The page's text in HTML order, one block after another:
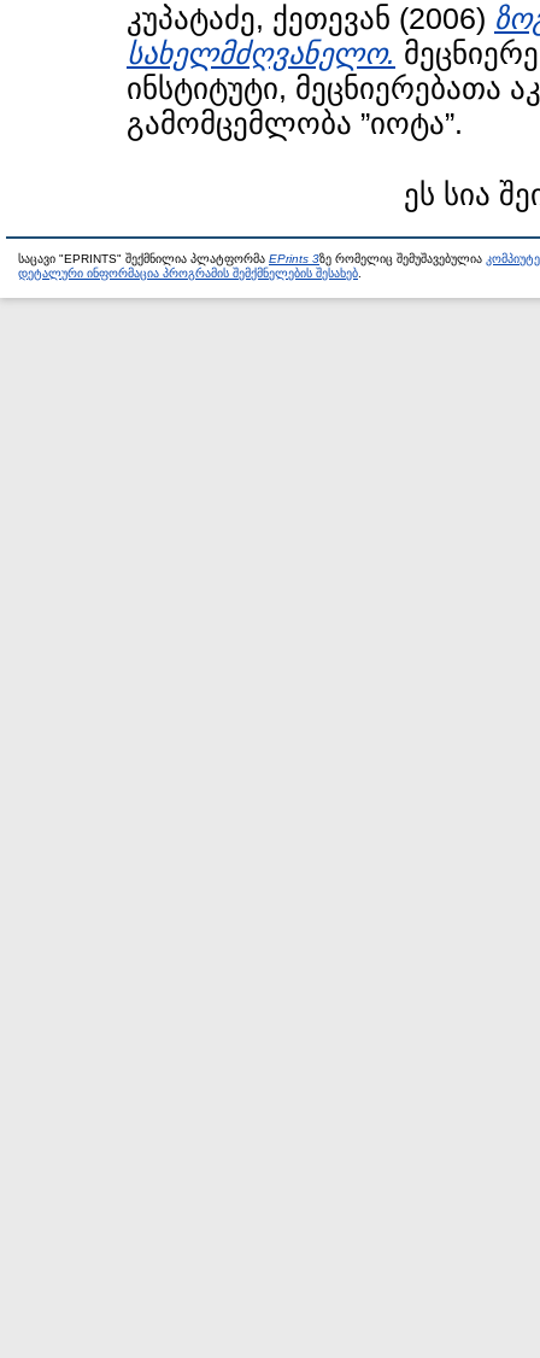
კუპატაძე, ქეთევან (2006)
სახელმძღვანელო.
ინსტიტუტი, მეცნიერებათა
გამომცემლობა ”იოტა”.
ეს სია
საცავი "EPRINTS" შექმნილია პლატფორმა EPrints 3ზე რომელიც შემუშავებულია
დეტალური ინფორმაცია პროგრამის შემქმნელების შესახებ